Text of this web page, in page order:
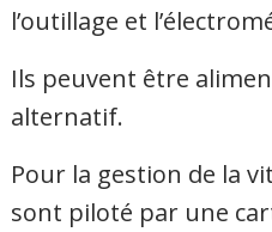
l’outillage et
Ils peuvent être
alternatif.
Pour la gestion de la
sont piloté par une